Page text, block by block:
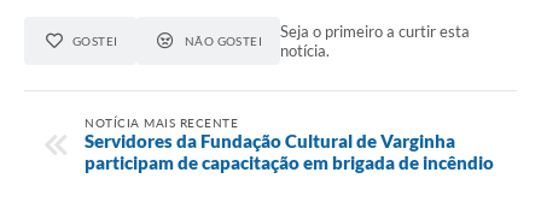
GOSTEI NÃO GOSTEI
Seja o primeiro a curtir esta
notícia.
NOTÍCIA MAIS RECENTE
Servidores da Fundação Cultural de Varginha
participam de capacitação em brigada de incêndio